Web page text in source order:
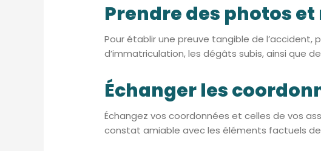
Prendre des photos
Pour établir une preuve tangible de
d’immatriculation, les dégâts subis, ainsi que
Échanger les
Échangez vos coordonnées et celles de vos
constat amiable avec les éléments factuels